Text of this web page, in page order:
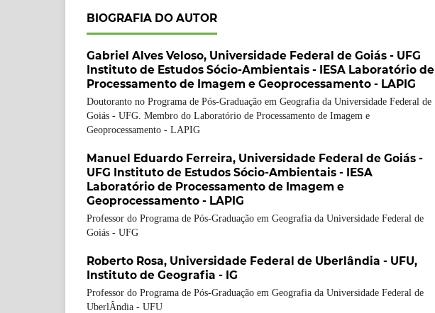
BIOGRAFIA DO AUTOR
Gabriel Alves Veloso, Universidade Federal de Goiás - UFG
Instituto de Estudos Sócio-Ambientais - IESA Laboratório de
Processamento de Imagem e Geoprocessamento - LAPIG
Doutoranto no Programa de Pós-Graduação em Geografia da Universidade Federal de
Goiás - UFG. Membro do Laboratório de Processamento de Imagem e
Geoprocessamento - LAPIG
Manuel Eduardo Ferreira, Universidade Federal de Goiás -
UFG Instituto de Estudos Sócio-Ambientais - IESA
Laboratório de Processamento de Imagem e
Geoprocessamento - LAPIG
Professor do Programa de Pós-Graduação em Geografia da Universidade Federal de
Goiás - UFG
Roberto Rosa, Universidade Federal de Uberlândia - UFU,
Instituto de Geografia - IG
Professor do Programa de Pós-Graduação em Geografia da Universidade Federal de
UberlÂndia - UFU